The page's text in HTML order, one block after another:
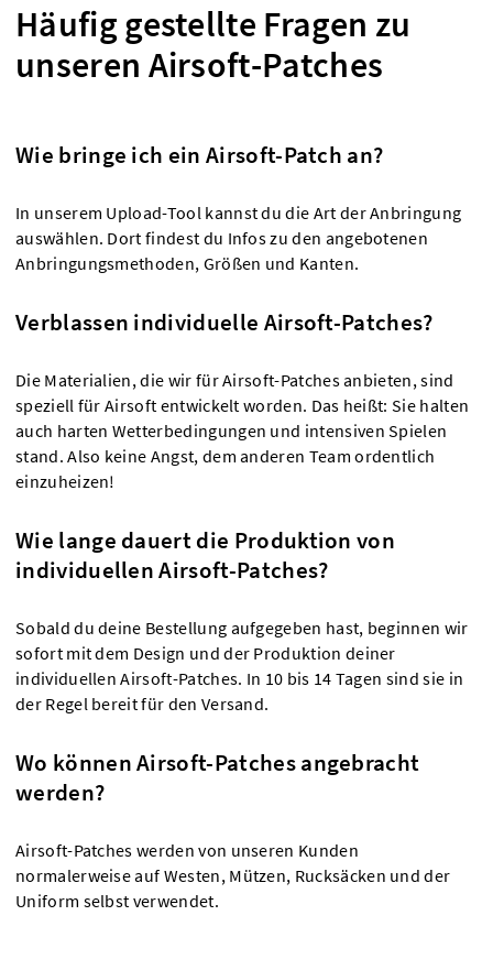
Häufig gestellte Fragen zu
unseren Airsoft-Patches
Wie bringe ich ein Airsoft-Patch an?
In unserem Upload-Tool kannst du die Art der Anbringung
auswählen. Dort findest du Infos zu den angebotenen
Anbringungsmethoden, Größen und Kanten.
Verblassen individuelle Airsoft-Patches?
Die Materialien, die wir für Airsoft-Patches anbieten, sind
speziell für Airsoft entwickelt worden. Das heißt: Sie halten
auch harten Wetterbedingungen und intensiven Spielen
stand. Also keine Angst, dem anderen Team ordentlich
einzuheizen!
Wie lange dauert die Produktion von
individuellen Airsoft-Patches?
Sobald du deine Bestellung aufgegeben hast, beginnen wir
sofort mit dem Design und der Produktion deiner
individuellen Airsoft-Patches. In 10 bis 14 Tagen sind sie in
der Regel bereit für den Versand.
Wo können Airsoft-Patches angebracht
werden?
Airsoft-Patches werden von unseren Kunden
normalerweise auf Westen, Mützen, Rucksäcken und der
Uniform selbst verwendet.